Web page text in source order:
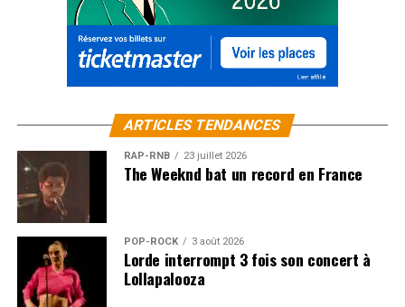
ARTICLES TENDANCES
RAP-RNB 23 juillet 2026
The Weeknd bat un record en France
POP-ROCK 3 août 2026
Lorde interrompt 3 fois son concert à
Lollapalooza